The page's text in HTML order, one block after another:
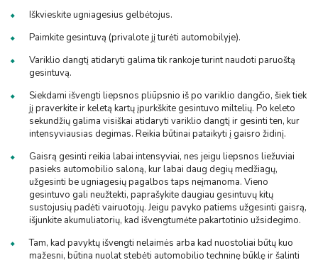
Iškvieskite ugniagesius gelbėtojus.
Paimkite gesintuvą (privalote jį turėti automobilyje).
Variklio dangtį atidaryti galima tik rankoje turint naudoti paruoštą
gesintuvą.
Siekdami išvengti liepsnos pliūpsnio iš po variklio dangčio, šiek tiek
jį praverkite ir keletą kartų įpurkškite gesintuvo miltelių. Po keleto
sekundžių galima visiškai atidaryti variklio dangtį ir gesinti ten, kur
intensyviausias degimas. Reikia būtinai pataikyti į gaisro židinį.
Gaisrą gesinti reikia labai intensyviai, nes jeigu liepsnos liežuviai
pasieks automobilio saloną, kur labai daug degių medžiagų,
užgesinti be ugniagesių pagalbos taps neįmanoma. Vieno
gesintuvo gali neužtekti, paprašykite daugiau gesintuvų kitų
sustojusių padėti vairuotojų. Jeigu pavyko patiems užgesinti gaisrą,
išjunkite akumuliatorių, kad išvengtumėte pakartotinio užsidegimo.
Tam, kad pavyktų išvengti nelaimės arba kad nuostoliai būtų kuo
mažesni, būtina nuolat stebėti automobilio techninę būklę ir šalinti